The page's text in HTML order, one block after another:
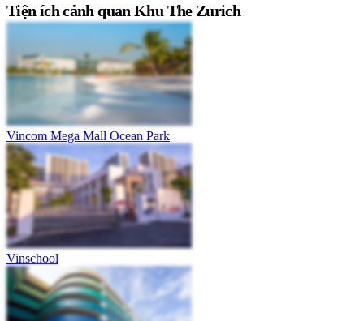
Tiện ích cảnh quan Khu The Zurich
Vincom Mega Mall Ocean Park
Vinschool